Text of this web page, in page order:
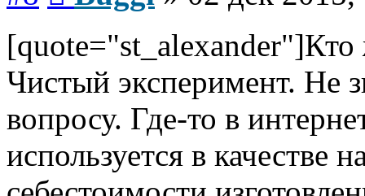
[quote="st_alexander"]Кто
Чистый эксперимент. Не
вопросу. Где-то в
используется в качестве